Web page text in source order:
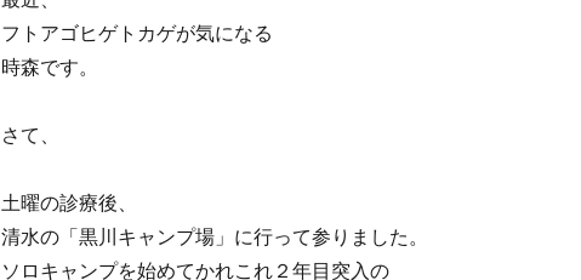
フトアゴヒゲトカゲが気になる
時森です。
さて、
土曜の診療後、
清水の「黒川キャンプ場」に行って参りました。
ソロキャンプを始めてかれこれ２年目突入の